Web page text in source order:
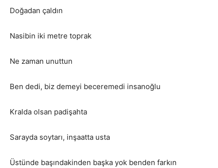
Doğadan çaldın
Nasibin iki metre toprak
Ne zaman unuttun
Ben dedi, biz demeyi beceremedi insanoğlu
Kralda olsan padişahta
Sarayda soytarı, inşaatta usta
Üstünde başındakinden başka yok benden farkın